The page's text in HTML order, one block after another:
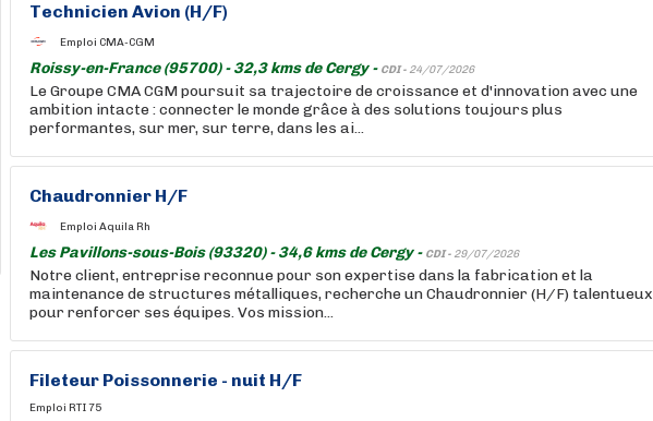
Technicien Avion (H/F)
Emploi CMA-CGM
Roissy-en-France (95700) - 32,3 kms de Cergy - CDI - 24/07/2026
Le Groupe CMA CGM poursuit sa trajectoire de croissance et d'innovation avec une
ambition intacte : connecter le monde grâce à des solutions toujours plus
performantes, sur mer, sur terre, dans les ai...
Chaudronnier H/F
Emploi Aquila Rh
Les Pavillons-sous-Bois (93320) - 34,6 kms de Cergy - CDI - 29/07/2026
Notre client, entreprise reconnue pour son expertise dans la fabrication et la
maintenance de structures métalliques, recherche un Chaudronnier (H/F) talentueux
pour renforcer ses équipes. Vos mission...
Fileteur Poissonnerie - nuit H/F
Emploi RTI 75